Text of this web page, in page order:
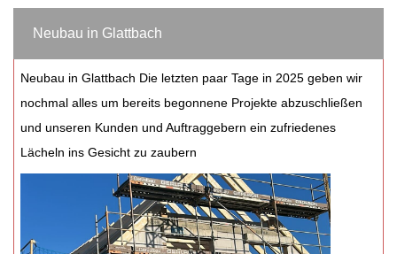
Neubau in Glattbach
Neubau in Glattbach Die letzten paar Tage in 2025 geben wir
nochmal alles um bereits begonnene Projekte abzuschließen
und unseren Kunden und Auftraggebern ein zufriedenes
Lächeln ins Gesicht zu zaubern